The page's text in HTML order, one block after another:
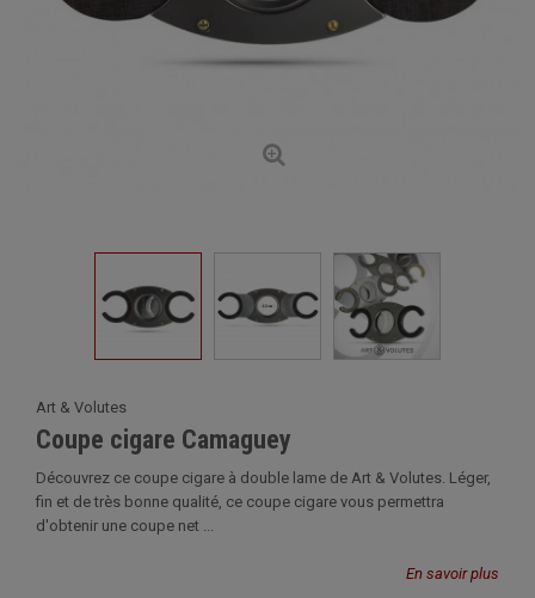
Art & Volutes
Coupe cigare Camaguey
Découvrez ce coupe cigare à double lame de Art & Volutes. Léger,
fin et de très bonne qualité, ce coupe cigare vous permettra
d'obtenir une coupe net ...
En savoir plus